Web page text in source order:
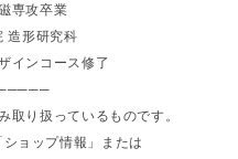
攻卒業
形研究科
ンコース修了
り扱っているものです。
ョップ情報」または